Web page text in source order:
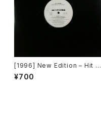
[1996] New Edition – Hit M
e Off [MCA Records][PRO
MO]
¥700